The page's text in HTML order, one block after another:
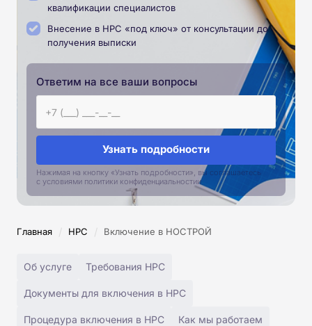
квалификации специалистов
Внесение в НРС «под ключ» от консультации до
получения выписки
Ответим на все ваши вопросы
Узнать подробности
Нажимая на кнопку «Узнать подробности», вы соглашаетесь
с условиями политики конфиденциальностии
Главная / НРС / Включение в НОСТРОЙ
Об услуге Требования НРС
Документы для включения в НРС
Процедура включения в НРС Как мы работаем